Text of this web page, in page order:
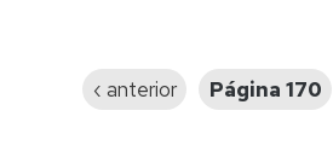
Página
‹ anterior Página 170